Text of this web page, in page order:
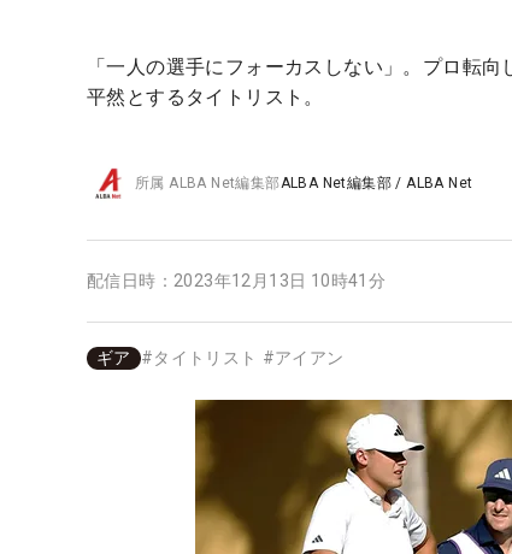
「一人の選手にフォーカスしない」。プロ転
平然とするタイトリスト。
所属ALBA Net編集部ALBA Net編集部 /ALBA Net
配信日時： 2023年12月13日 10時41分
ギア #タイトリスト #アイアン